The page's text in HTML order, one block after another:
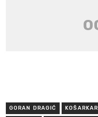
GORAN DRAGIĆ KOŠARKAR